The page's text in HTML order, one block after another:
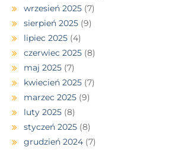
wrzesień 2025 (7)
sierpień 2025 (9)
lipiec 2025 (4)
czerwiec 2025 (8)
maj 2025 (7)
kwiecień 2025 (7)
marzec 2025 (9)
luty 2025 (8)
styczeń 2025 (8)
grudzień 2024 (7)